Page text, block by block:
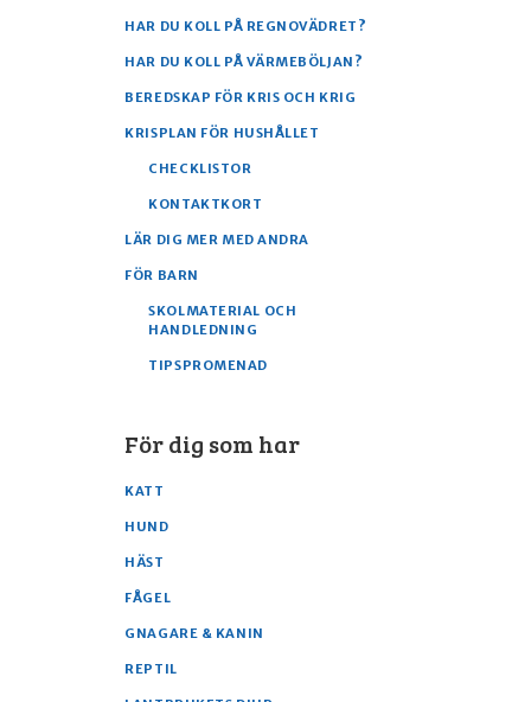
HAR DU KOLL PÅ REGNOVÄDRET?
HAR DU KOLL PÅ VÄRMEBÖLJAN?
BEREDSKAP FÖR KRIS OCH KRIG
KRISPLAN FÖR HUSHÅLLET
CHECKLISTOR
KONTAKTKORT
LÄR DIG MER MED ANDRA
FÖR BARN
SKOLMATERIAL OCH
HANDLEDNING
TIPSPROMENAD
För dig som har
KATT
HUND
HÄST
FÅGEL
GNAGARE & KANIN
REPTIL